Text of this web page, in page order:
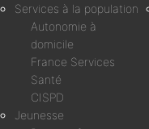
Services à la population
Autonomie à
domicile
France Services
Santé
CISPD
Jeunesse